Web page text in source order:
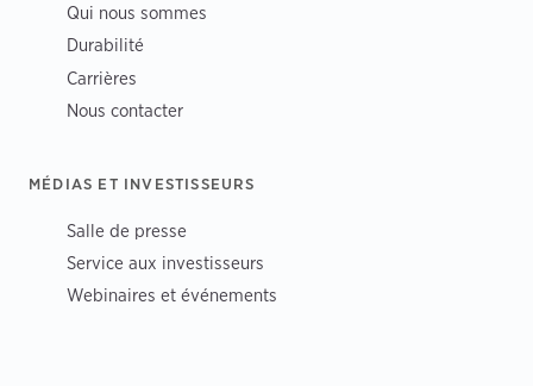
Qui nous sommes
Durabilité
Carrières
Nous contacter
MÉDIAS ET INVESTISSEURS
Salle de presse
Service aux investisseurs
Webinaires et événements